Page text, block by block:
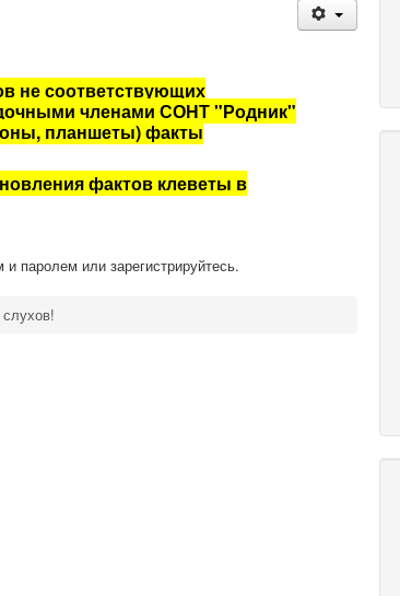
не соответствующих
членами СОНТ "Родник"
планшеты) факты
фактов клеветы в
паролем или зарегистрируйтесь.